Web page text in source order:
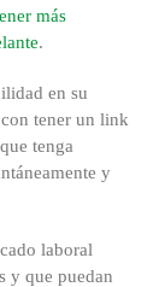
más
.
en su
tener un link
tenga
y
laboral
y que puedan